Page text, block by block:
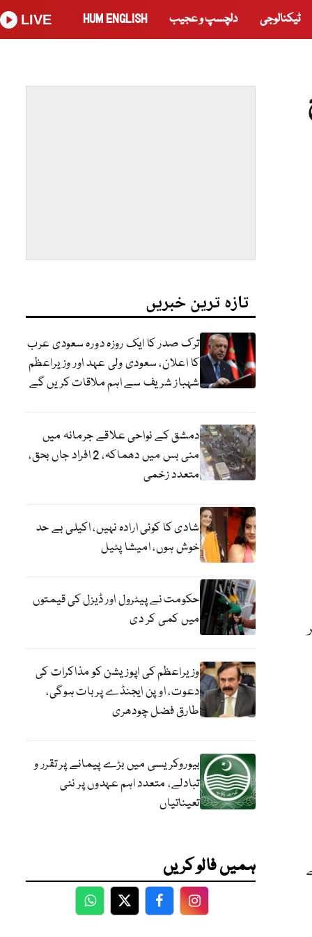
ٹیکنالوجی دلچسپ و عجیب HUM ENGLISH
LIVE
تازہ ترین خبریں
ترک صدر کا ایک روزہ دورہ سعودی عرب
کا اعلان، سعودی ولی عہد اور وزیراعظم
شہباز شریف سے اہم ملاقات کریں گے
دمشق کے نواحی علاقے جرمانہ میں
منی بس میں دھماکہ، 2 افراد جاں بحق،
متعدد زخمی
شادی کا کوئی ارادہ نہیں، اکیلی بے حد
خوش ہوں، امیشا پٹیل
حکومت نے پیٹرول اور ڈیزل کی قیمتوں
میں کمی کر دی
وزیراعظم کی اپوزیشن کو مذاکرات کی
دعوت، اوپن ایجنڈے پر بات ہوگی،
طارق فضل چودھری
بیوروکریسی میں بڑے پیمانے پر تقرر و
تبادلے، متعدد اہم عہدوں پر نئی
تعیناتیاں
ہمیں فالو کریں
WhatsApp
TwitterFacebookFacebook